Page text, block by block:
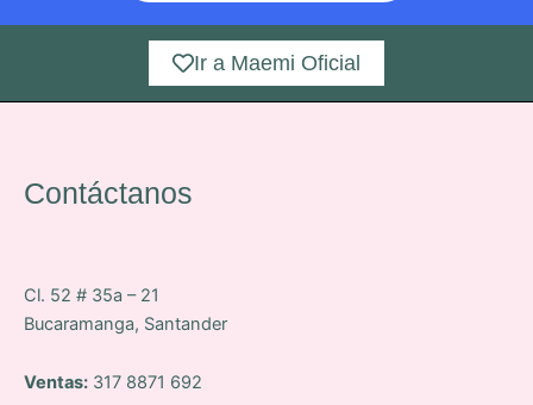
Ir a Maemi Oficial
Contáctanos
Cl. 52 # 35a – 21
Bucaramanga, Santander
Ventas: 317 8871 692